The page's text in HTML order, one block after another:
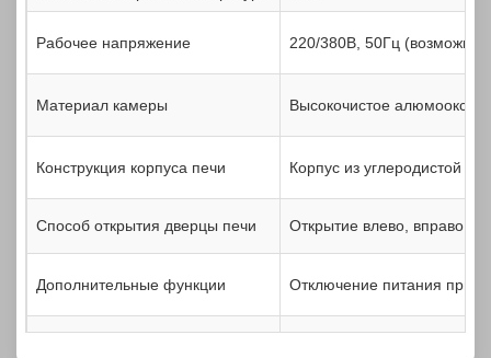
Рабочее напряжение 220/380В, 50Гц (возможна
Материал камеры Высокочистое
Конструкция корпуса печи Корпус из углеродистой
Способ открытия дверцы печи Открытие влево, вправо,
Дополнительные функции Отключение питания при